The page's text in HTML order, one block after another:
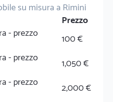
su misura a Rimini
Prezzo
- prezzo
100 €
- prezzo
1,050 €
- prezzo
2,000 €